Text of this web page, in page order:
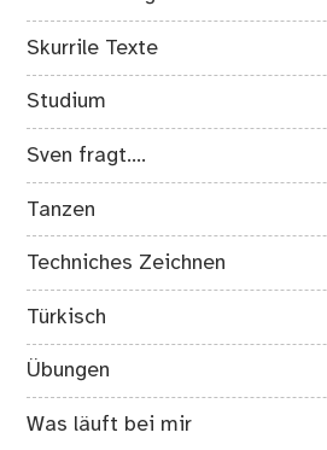
Skurrile Texte
Studium
Sven fragt….
Tanzen
Techniches Zeichnen
Türkisch
Übungen
Was läuft bei mir